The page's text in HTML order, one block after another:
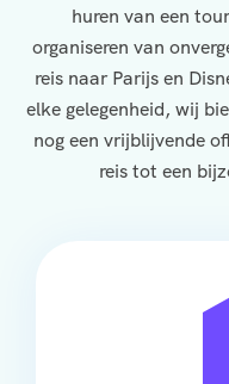
huren van een
organiseren van
reis naar Parijs en
elke gelegenheid, wij
nog een vrijblijvende
reis tot een